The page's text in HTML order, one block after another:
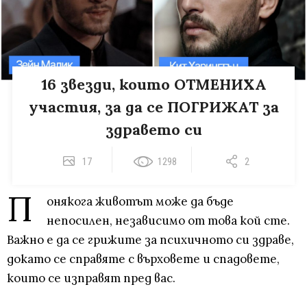
16 звезди, които ОТМЕНИХА
участия, за да се ПОГРИЖАТ за
здравето си
17 1298 2
П
онякога животът може да бъде
непосилен, независимо от това кой сте.
Важно е да се грижите за психичното си здраве,
докато се справяте с върховете и спадовете,
които се изправят пред вас.